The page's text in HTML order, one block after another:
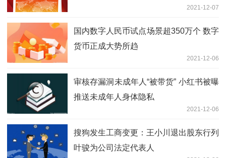
2021-12-07
国内数字人民币试点场景超350万个 数字
货币正成大势所趋
2021-12-06
审核存漏洞未成年人“被带货” 小红书被曝
推送未成年人身体隐私
2021-12-06
搜狗发生工商变更：王小川退出股东行列
叶骏为公司法定代表人